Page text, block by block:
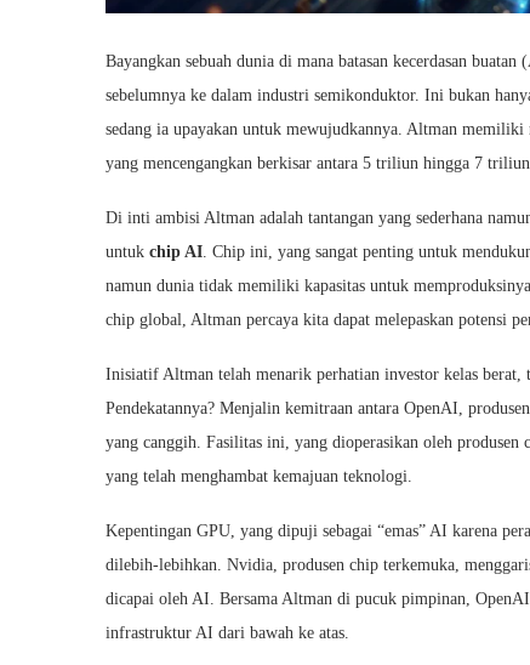
Bayangkan sebuah dunia di mana batasan kecerdasan
sebelumnya ke dalam industri semikonduktor. Ini bukan
sedang ia upayakan untuk mewujudkannya. Altman
yang mencengangkan berkisar antara 5 triliun hingga 7
Di inti ambisi Altman adalah tantangan yang sederhana
untuk chip AI . Chip ini, yang sangat penting untuk
namun dunia tidak memiliki kapasitas untuk
chip global, Altman percaya kita dapat melepaskan potensi
Inisiatif Altman telah menarik perhatian investor kelas berat,
Pendekatannya? Menjalin kemitraan antara OpenAI,
yang canggih. Fasilitas ini, yang dioperasikan oleh produsen
yang telah menghambat kemajuan teknologi.
Kepentingan GPU, yang dipuji sebagai “emas” AI karena
dilebih-lebihkan. Nvidia, produsen chip terkemuka,
dicapai oleh AI. Bersama Altman di pucuk pimpinan,
infrastruktur AI dari bawah ke atas.